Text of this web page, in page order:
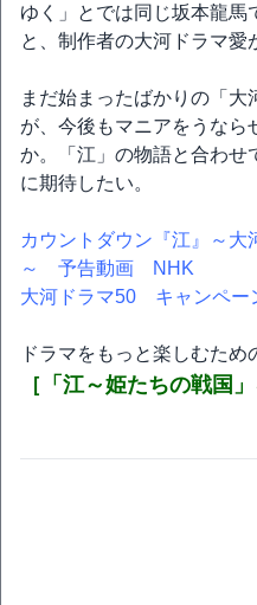
ゆく」とでは同じ坂本龍馬
と、制作者の大河ドラマ愛
まだ始まったばかりの「
が、今後もマニアをうなら
か。「江」の物語と合わせ
に期待したい。
カウントダウン『江』～大
～ 予告動画 NHK
大河ドラマ50 キャンペ
ドラマをもっと楽しむため
［「江～姫たちの戦国